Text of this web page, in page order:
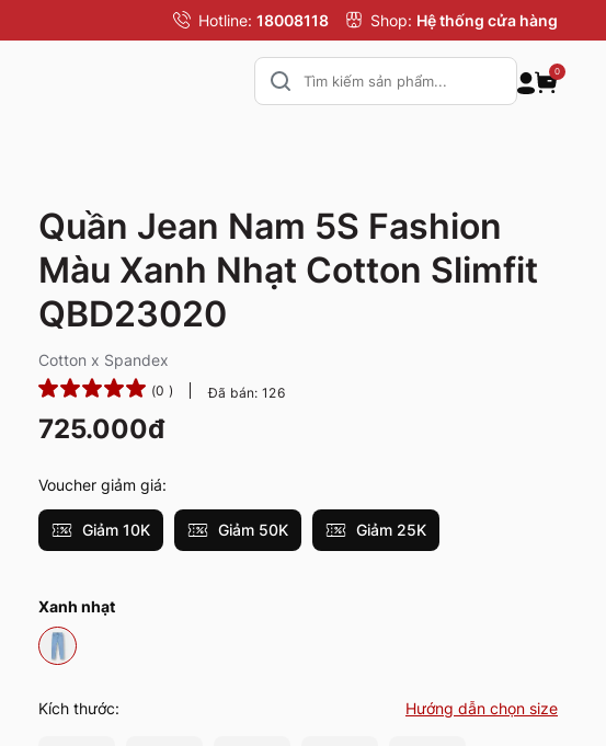
Hotline: 18008118 Shop: Hệ thống cửa hàng
0
Quần Jean Nam 5S Fashion
Màu Xanh Nhạt Cotton Slimfit
QBD23020
Cotton x Spandex
(0 ) Đã bán: 126
725.000đ
Voucher giảm giá:
Giảm 10K Giảm 50K Giảm 25K
Xanh nhạt
Kích thước: Hướng dẫn chọn size